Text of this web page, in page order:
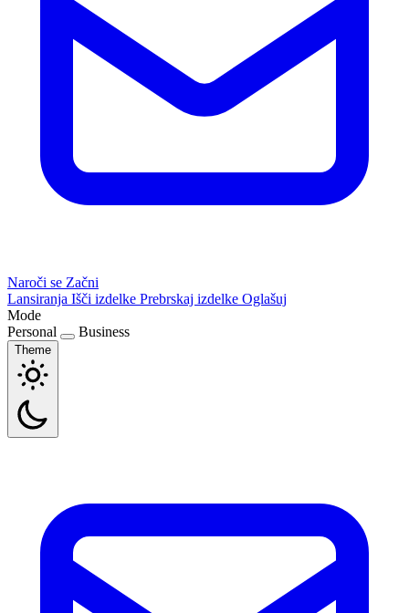
Naroči se Začni
Lansiranja Išči izdelke Prebrskaj izdelke Oglašuj
Mode
Personal
Business
Theme